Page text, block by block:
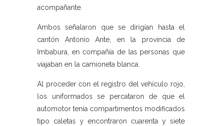
acompañante.
Ambos señalaron que se dirigían hasta el
cantón Antonio Ante, en la provincia de
Imbabura, en compañía de las personas que
viajaban en la camioneta blanca.
Al proceder con el registro del vehículo rojo,
los uniformados se percataron de que el
automotor tenía compartimentos modificados
tipo caletas y encontraron cuarenta y siete